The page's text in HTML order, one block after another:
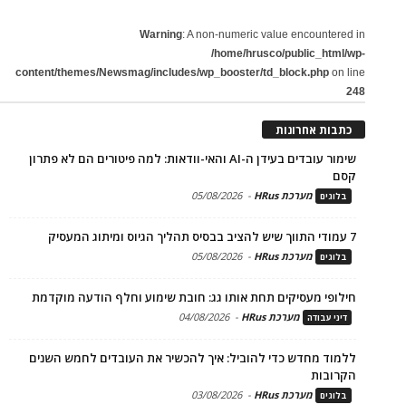
Warning: A non-numeric value encountered in
/home/hrusco/public_html/wp-
content/themes/Newsmag/includes/wp_booster/td_block.php on line
248
כתבות אחרונות
שימור עובדים בעידן ה-AI והאי-וודאות: למה פיטורים הם לא פתרון
קסם
בלוגים מערכת HRus -
05/08/2026
7 עמודי התווך שיש להציב בבסיס תהליך הגיוס ומיתוג המעסיק
בלוגים מערכת HRus -
05/08/2026
חילופי מעסיקים תחת אותו גג: חובת שימוע וחלף הודעה מוקדמת
דיני עבודה מערכת HRus -
04/08/2026
ללמוד מחדש כדי להוביל: איך להכשיר את העובדים לחמש השנים
הקרובות
בלוגים מערכת HRus -
03/08/2026